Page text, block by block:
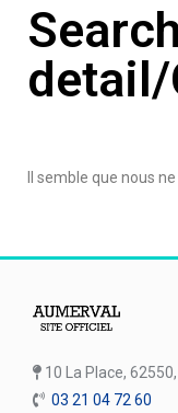
Il semble que nous
10 La Place,
03 21 04 72 60